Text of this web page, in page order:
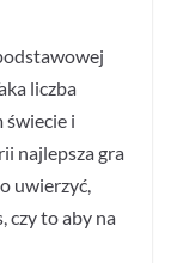
liczba
świecie i
najlepsza gra
uwierzyć,
czy to aby na